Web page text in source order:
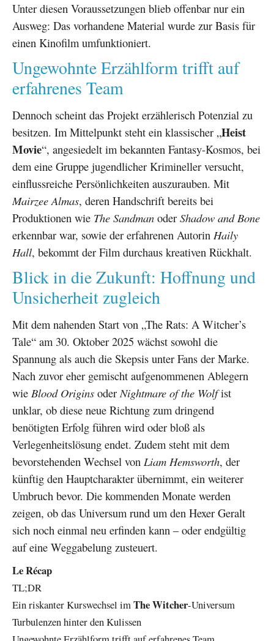
Unter diesen Voraussetzungen blieb offenbar nur ein
Ausweg: Das vorhandene Material wurde zur Basis für
einen Kinofilm umfunktioniert.
Ungewohnte Erzählform trifft auf
erfahrenes Team
Dennoch scheint das Projekt erzählerisch Potenzial zu
besitzen. Im Mittelpunkt steht ein klassischer „Heist
Movie“, angesiedelt im bekannten Fantasy-Kosmos, bei
dem eine Gruppe jugendlicher Krimineller versucht,
einflussreiche Persönlichkeiten auszurauben. Mit
Mairzee Almas, deren Handschrift bereits bei
Produktionen wie The Sandman oder Shadow and Bone
erkennbar war, sowie der erfahrenen Autorin Haily
Hall, bekommt der Film durchaus kreativen Rückhalt.
Blick in die Zukunft: Hoffnung und
Unsicherheit zugleich
Mit dem nahenden Start von „The Rats: A Witcher’s
Tale“ am 30. Oktober 2025 wächst sowohl die
Spannung als auch die Skepsis unter Fans der Marke.
Nach zuvor eher gemischt aufgenommenen Ablegern
wie Blood Origins oderNightmare of the Wolfist
unklar, ob diese neue Richtung zum dringend
benötigten Erfolg führen wird oder bloß als
Verlegenheitslösung endet. Zudem steht mit dem
bevorstehenden Wechsel von Liam Hemsworth, der
künftig den Hauptcharakter übernimmt, ein weiterer
Umbruch bevor. Die kommenden Monate werden
zeigen, ob das Universum rund um den Hexer Geralt
sich noch einmal neu erfinden kann – oder endgültig
auf eine Weggabelung zusteuert.
Le Récap
TL;DR
Ein riskanter Kurswechsel imThe Witcher-Universum
Turbulenzen hinter den Kulissen